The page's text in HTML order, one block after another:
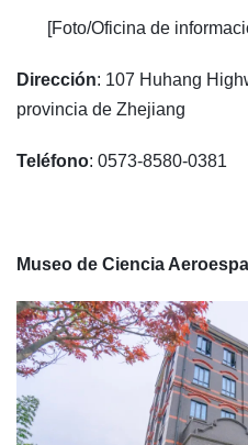
[Foto/Oficina de
Dirección: 107 Huhang
provincia de Zhejiang
Teléfono: 0573-8580-0381
Museo de Ciencia